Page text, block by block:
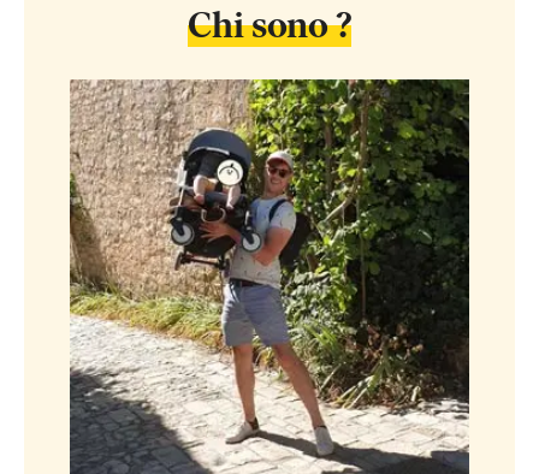
Chi sono ?
“Ungiovane papà di 30 anni ,